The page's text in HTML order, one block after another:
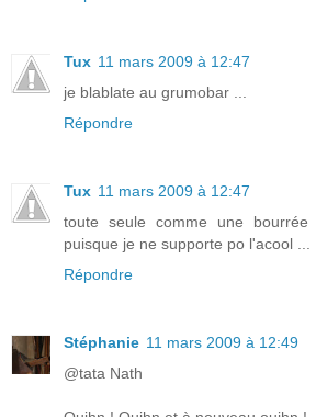
Tux 11 mars 2009 à 12:47
je blablate au grumobar ...
Répondre
Tux 11 mars 2009 à 12:47
toute seule comme une
puisque je ne supporte po l'acool ...
Répondre
Stéphanie 11 mars 2009 à 12:49
@tata Nath